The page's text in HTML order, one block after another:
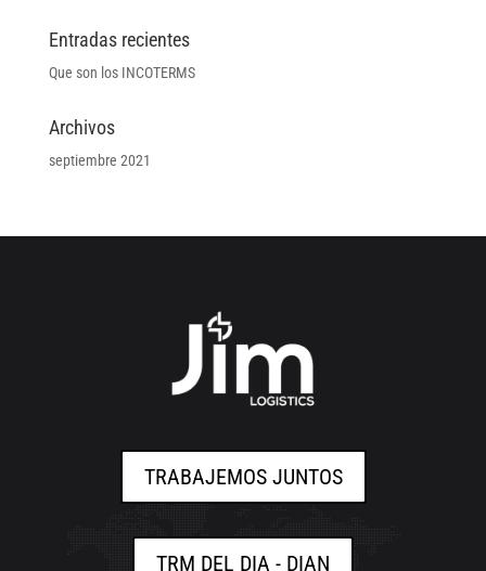
Entradas recientes
Que son los INCOTERMS
Archivos
septiembre 2021
TRABAJEMOS JUNTOS
TRM DEL DIA - DIAN